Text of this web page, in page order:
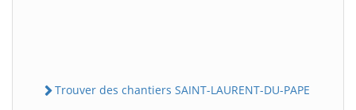
Trouver des chantiers SAINT-LAURENT-DU-PAPE